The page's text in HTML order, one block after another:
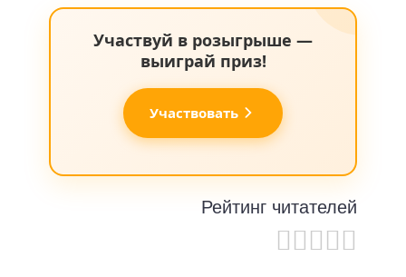
Участвуй в розыгрыше —
выиграй приз!
Участвовать
Рейтинг читателей